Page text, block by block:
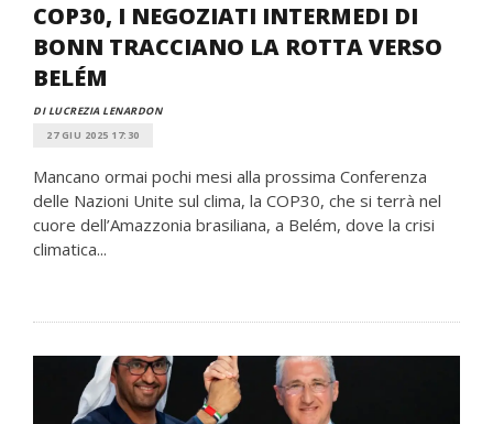
COP30, I NEGOZIATI INTERMEDI DI
BONN TRACCIANO LA ROTTA VERSO
BELÉM
DI LUCREZIA LENARDON
27 GIU 2025 17:30
Mancano ormai pochi mesi alla prossima Conferenza
delle Nazioni Unite sul clima, la COP30, che si terrà nel
cuore dell’Amazzonia brasiliana, a Belém, dove la crisi
climatica...